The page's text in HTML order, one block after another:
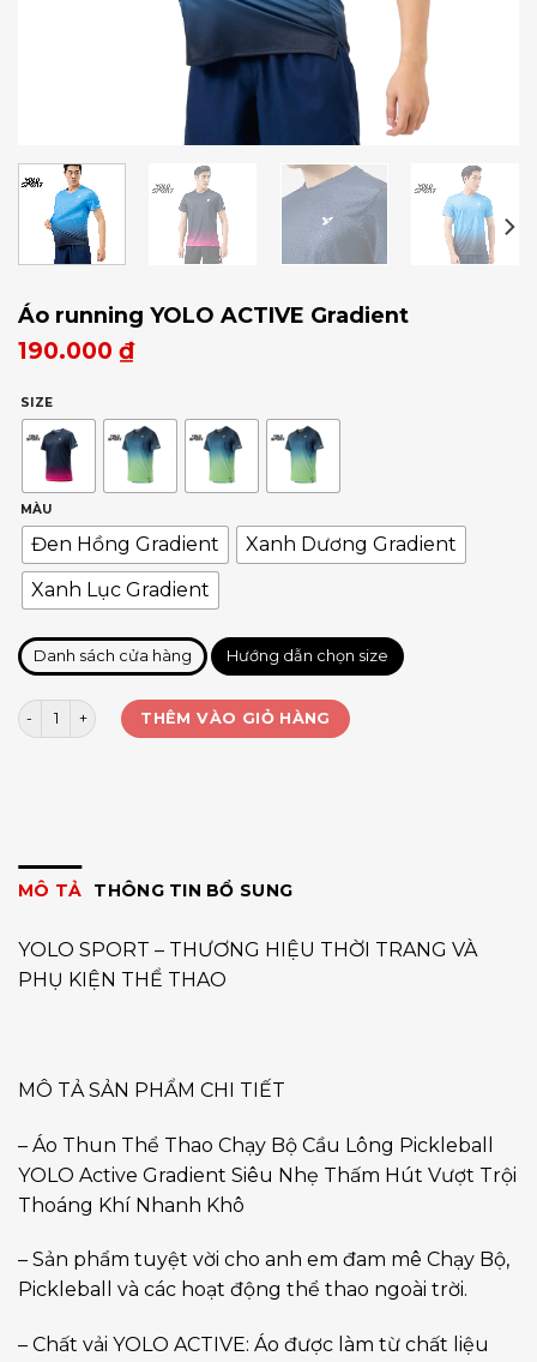
Áo running YOLO ACTIVE Gradient
190.000 ₫
SIZE
MÀU
Đen Hồng Gradient
Xanh Dương Gradient
Xanh Lục Gradient
Danh sách cửa hàng Hướng dẫn chọn size
Áo running YOLO ACTIVE Gradient số lượng
THÊM VÀO GIỎ HÀNG
MÔ TẢ THÔNG TIN BỔ SUNG
YOLO SPORT – THƯƠNG HIỆU THỜI TRANG VÀ
PHỤ KIỆN THỂ THAO
MÔ TẢ SẢN PHẨM CHI TIẾT
– Áo Thun Thể Thao Chạy Bộ Cầu Lông Pickleball
YOLO Active Gradient Siêu Nhẹ Thấm Hút Vượt Trội
Thoáng Khí Nhanh Khô
– Sản phẩm tuyệt vời cho anh em đam mê Chạy Bộ,
Pickleball và các hoạt động thể thao ngoài trời.
– Chất vải YOLO ACTIVE: Áo được làm từ chất liệu